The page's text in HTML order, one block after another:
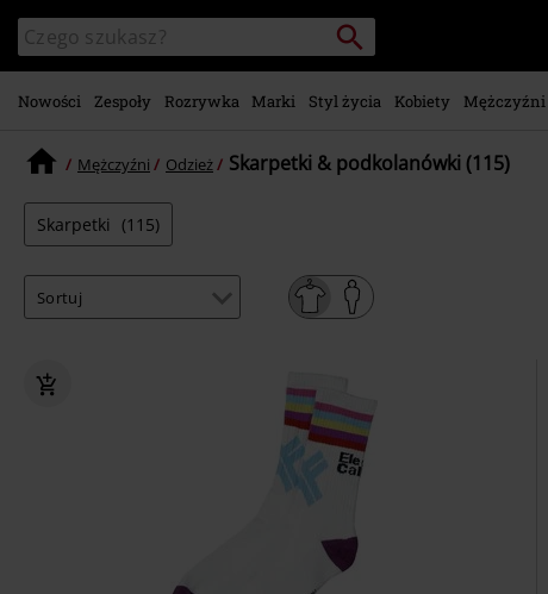
głównej
zawartości
Wyszukaj
katalog
Szukaj
Nowości Zespoły Rozrywka Marki Styl życia Kobiety Mężczyźni
Mężczyźni Odzież Skarpetki & podkolanówki (115)
Skarpetki (115)